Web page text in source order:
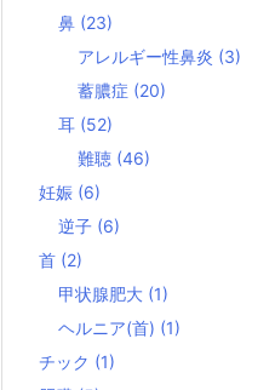
鼻 (23)
アレルギー性鼻炎 (3)
蓄膿症 (20)
耳 (52)
難聴 (46)
妊娠 (6)
逆子 (6)
首 (2)
甲状腺肥大 (1)
ヘルニア(首) (1)
チック (1)